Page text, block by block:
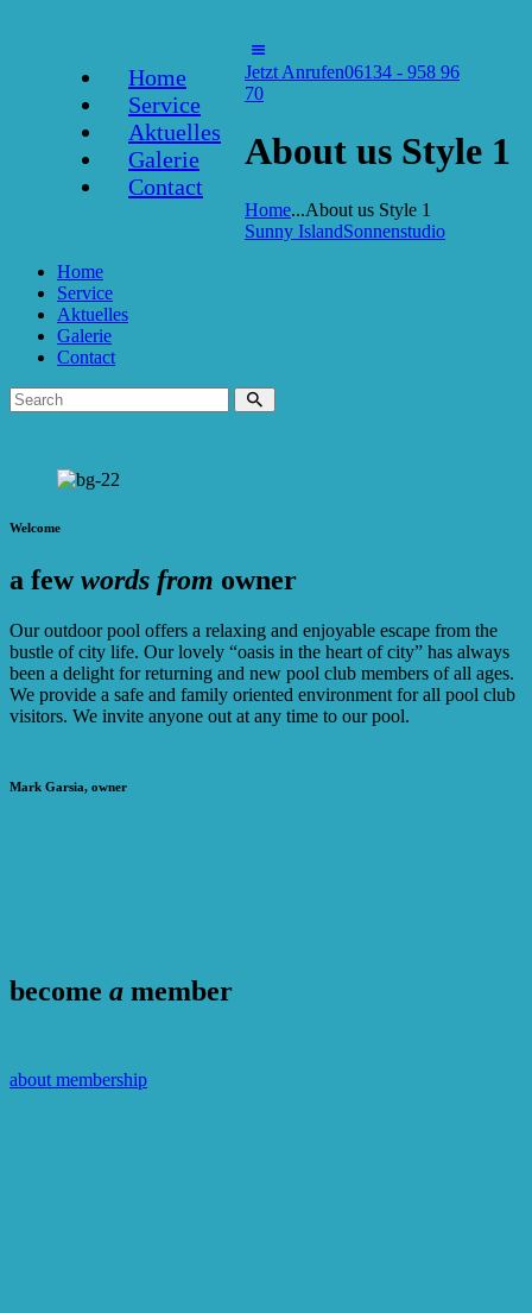
Home
Service
Aktuelles
Galerie
Contact
Jetzt Anrufen06134 - 958 96
70
About us Style 1
Home...About us Style 1
Sunny IslandSonnenstudio
Home
Service
Aktuelles
Galerie
Contact
Welcome
a fewwords from owner
Our outdoor pool offers a relaxing and enjoyable escape from the
bustle of city life. Our lovely “oasis in the heart of city” has always
been a delight for returning and new pool club members of all ages.
We provide a safe and family oriented environment for all pool club
visitors. We invite anyone out at any time to our pool.
Mark Garsia, owner
become a member
about membership